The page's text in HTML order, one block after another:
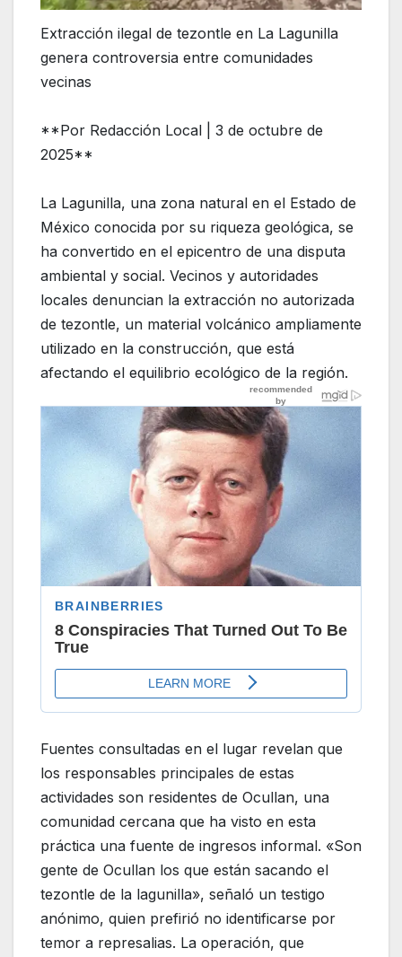
Extracción ilegal de tezontle en La Lagunilla
genera controversia entre comunidades
vecinas
**Por Redacción Local | 3 de octubre de
2025**
La Lagunilla, una zona natural en el Estado de
México conocida por su riqueza geológica, se
ha convertido en el epicentro de una disputa
ambiental y social. Vecinos y autoridades
locales denuncian la extracción no autorizada
de tezontle, un material volcánico ampliamente
utilizado en la construcción, que está
afectando el equilibrio ecológico de la región.
Fuentes consultadas en el lugar revelan que
los responsables principales de estas
actividades son residentes de Ocullan, una
comunidad cercana que ha visto en esta
práctica una fuente de ingresos informal. «Son
gente de Ocullan los que están sacando el
tezontle de la lagunilla», señaló un testigo
anónimo, quien prefirió no identificarse por
temor a represalias. La operación, que